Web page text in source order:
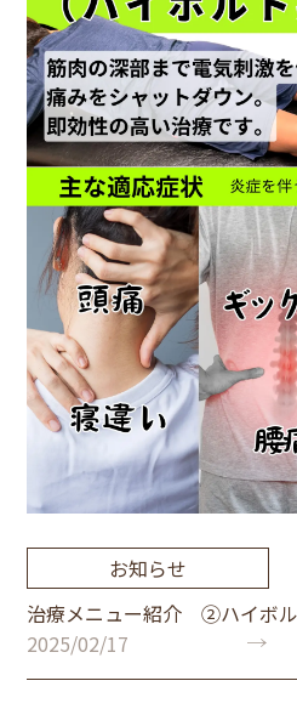
お知らせ
治療メニュー紹介 ②ハイボ
2025/02/17